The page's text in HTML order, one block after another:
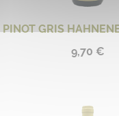
PINOT GRIS
9,70 €